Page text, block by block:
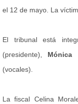
el 12 de mayo. La
El tribunal está
(presidente), Mónica
(vocales).
La fiscal Celina